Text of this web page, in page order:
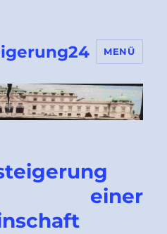
MENÜ